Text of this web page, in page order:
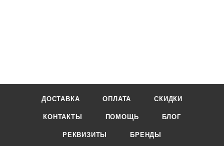
ДОСТАВКА ОПЛАТА СКИДКИ
КОНТАКТЫ ПОМОЩЬ БЛОГ
РЕКВИЗИТЫ БРЕНДЫ